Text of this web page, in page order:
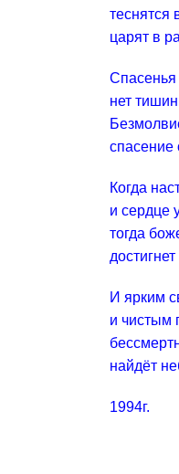
теснятся
царят в
Спасенья
нет
спасение
Когда
и сердце
тогда
И ярким
и чистым
найдёт
1994г.